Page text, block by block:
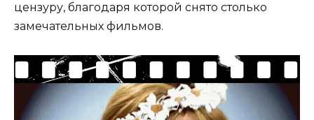
цензуру, благодаря которой снято столько
замечательных фильмов.